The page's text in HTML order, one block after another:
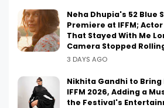
Neha Dhupia's 52 Blue
Premiere at IFFM;
That Stayed With Me
Camera Stopped
3 DAYS AGO
Nikhita Gandhi to Bring
IFFM 2026, Adding a
the Festival's